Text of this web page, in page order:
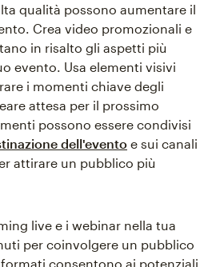
qualità possono aumentare il
Crea video promozionali e
in risalto gli aspetti più
evento. Usa elementi visivi
i momenti chiave degli
attesa per il prossimo
possono essere condivisi
dell'evento e sui canali
attirare un pubblico più
live e i webinar nella tua
per coinvolgere un pubblico
consentono ai potenziali